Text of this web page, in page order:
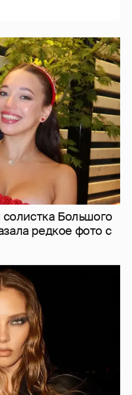
Большого
редкое фото с
в
трека